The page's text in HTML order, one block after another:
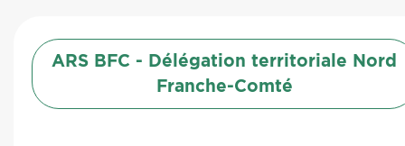
ARS BFC - Délégation territoriale Nord
Franche-Comté